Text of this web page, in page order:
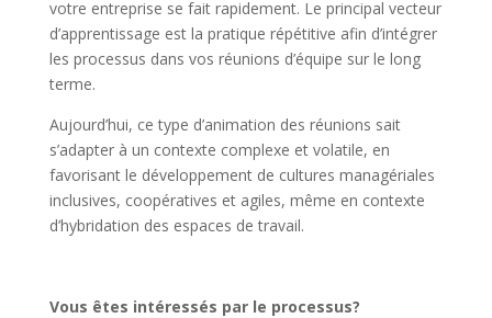
votre entreprise se fait rapidement. Le principal vecteur
d’apprentissage est la pratique répétitive afin d’intégrer
les processus dans vos réunions d’équipe sur le long
terme.
Aujourd’hui, ce type d’animation des réunions sait
s’adapter à un contexte complexe et volatile, en
favorisant le développement de cultures managériales
inclusives, coopératives et agiles, même en contexte
d’hybridation des espaces de travail.
Vous êtes intéressés par le processus?